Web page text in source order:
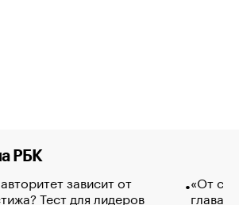
РБК
зависит от
Тест для лидеров
«От
глава